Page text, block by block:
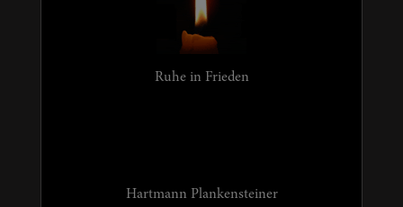
Ruhe in Frieden
Hartmann Plankensteiner